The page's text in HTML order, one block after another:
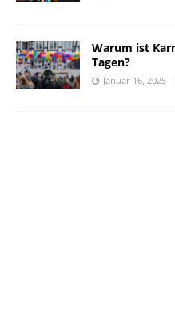
Warum ist
Tagen?
Januar 16, 2025